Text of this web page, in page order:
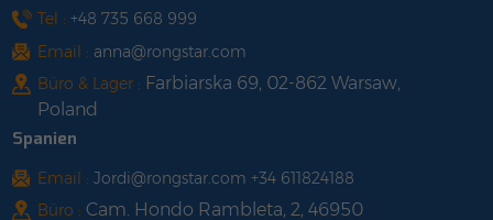
Tel : +48 735 668 999
Email : anna@rongstar.com
Büro & Lager : Farbiarska 69, 02-862 Warsaw,
Poland
Spanien
Email : Jordi@rongstar.com +34 611824188
Büro : Cam. Hondo Rambleta, 2, 46950